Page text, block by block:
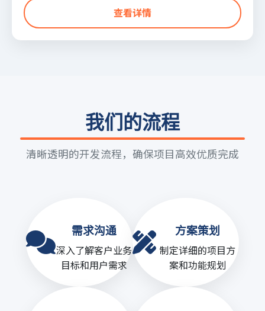
查看详情
我们的流程
清晰透明的开发流程，确保项目高效优质完成
需求沟通
深入了解客户业务
目标和用户需求
方案策划
制定详细的项目方
案和功能规划